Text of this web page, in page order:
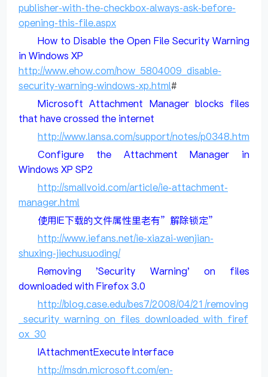
publisher-with-the-checkbox-always-ask-before-
opening-this-file.aspx
How to Disable the Open File Security Warning
in Windows XP
http://www.ehow.com/how_5804009_disable-
security-warning-windows-xp.html#
Microsoft Attachment Manager blocks files
that have crossed the internet
http://www.lansa.com/support/notes/p0348.htm
Configure the Attachment Manager in
Windows XP SP2
http://smallvoid.com/article/ie-attachment-
manager.html
使用IE下载的文件属性里老有”解除锁定”
http://www.iefans.net/ie-xiazai-wenjian-
shuxing-jiechusuoding/
Removing 'Security Warning' on files
downloaded with Firefox 3.0
http://blog.case.edu/bes7/2008/04/21/removing
_security_warning_on_files_downloaded_with_firef
ox_30
IAttachmentExecute Interface
http://msdn.microsoft.com/en-